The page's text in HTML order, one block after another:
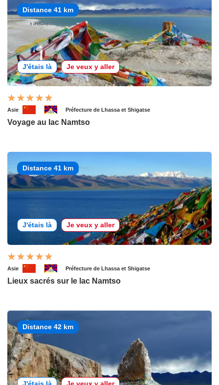
Distance 41 km
J'étais là Je veux y aller
Asie Préfecture de Lhassa et Shigatse
Voyage au lac Namtso
Distance 41 km
J'étais là Je veux y aller
Asie Préfecture de Lhassa et Shigatse
Lieux sacrés sur le lac Namtso
Distance 42 km
J'étais là Je veux y aller